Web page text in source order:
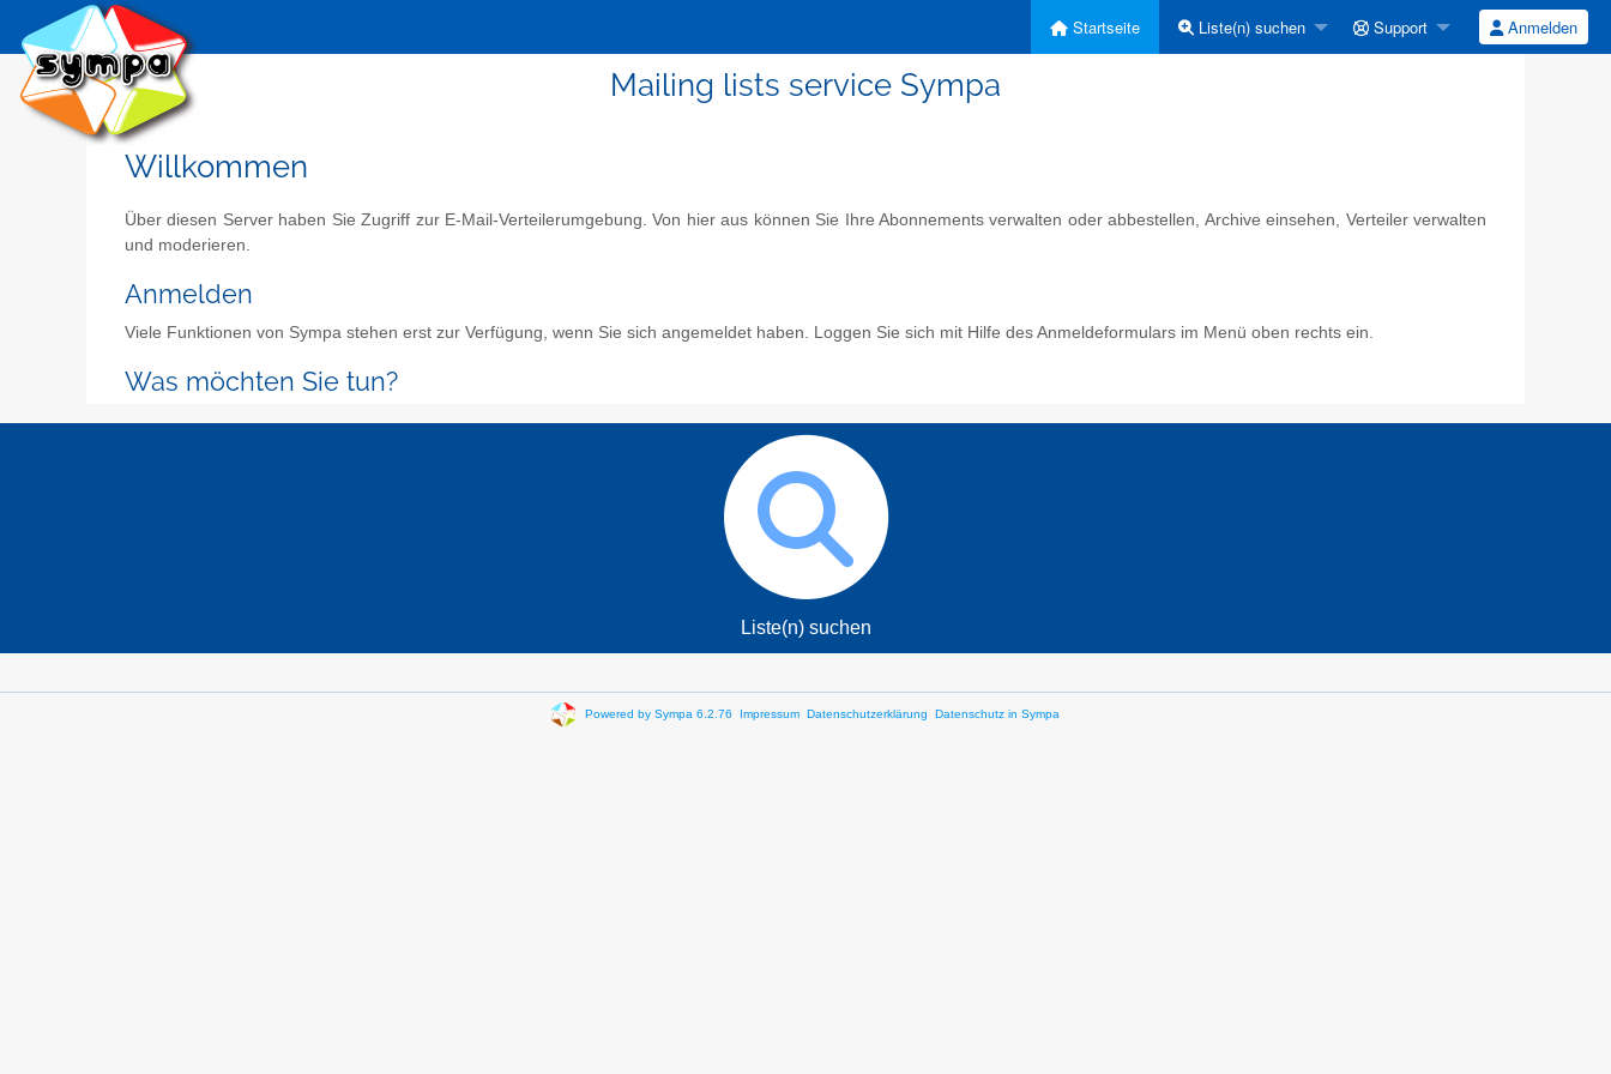
Startseite Liste(n) suchen Support Anmelden
Mailing lists service Sympa
Willkommen
Über diesen Server haben Sie Zugriff zur E-Mail-Verteilerumgebung. Von hier aus können Sie Ihre Abonnements verwalten oder abbestellen, Archive einsehen, Verteiler verwalten
und moderieren.
Anmelden
Viele Funktionen von Sympa stehen erst zur Verfügung, wenn Sie sich angemeldet haben. Loggen Sie sich mit Hilfe des Anmeldeformulars im Menü oben rechts ein.
Was möchten Sie tun?
Liste(n) suchen
Powered by Sympa 6.2.76 Impressum Datenschutzerklärung Datenschutz in Sympa